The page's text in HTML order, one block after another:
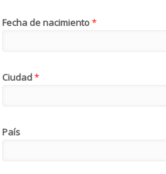
Fecha de nacimiento*
Ciudad*
País